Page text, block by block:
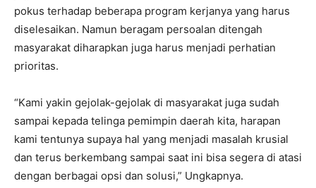
pokus terhadap beberapa program kerjanya yang harus
diselesaikan. Namun beragam persoalan ditengah
masyarakat diharapkan juga harus menjadi perhatian
prioritas.
“Kami yakin gejolak-gejolak di masyarakat juga sudah
sampai kepada telinga pemimpin daerah kita, harapan
kami tentunya supaya hal yang menjadi masalah krusial
dan terus berkembang sampai saat ini bisa segera di atasi
dengan berbagai opsi dan solusi,” Ungkapnya.